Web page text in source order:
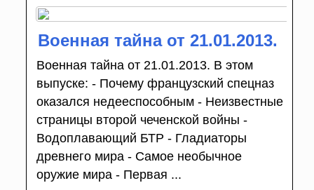
Военная тайна от 21.01.2013.
Военная тайна от 21.01.2013. В этом
выпуске: - Почему французский спецназ
оказался недееспособным - Неизвестные
страницы второй чеченской войны -
Водоплавающий БТР - Гладиаторы
древнего мира - Самое необычное
оружие мира - Первая ...